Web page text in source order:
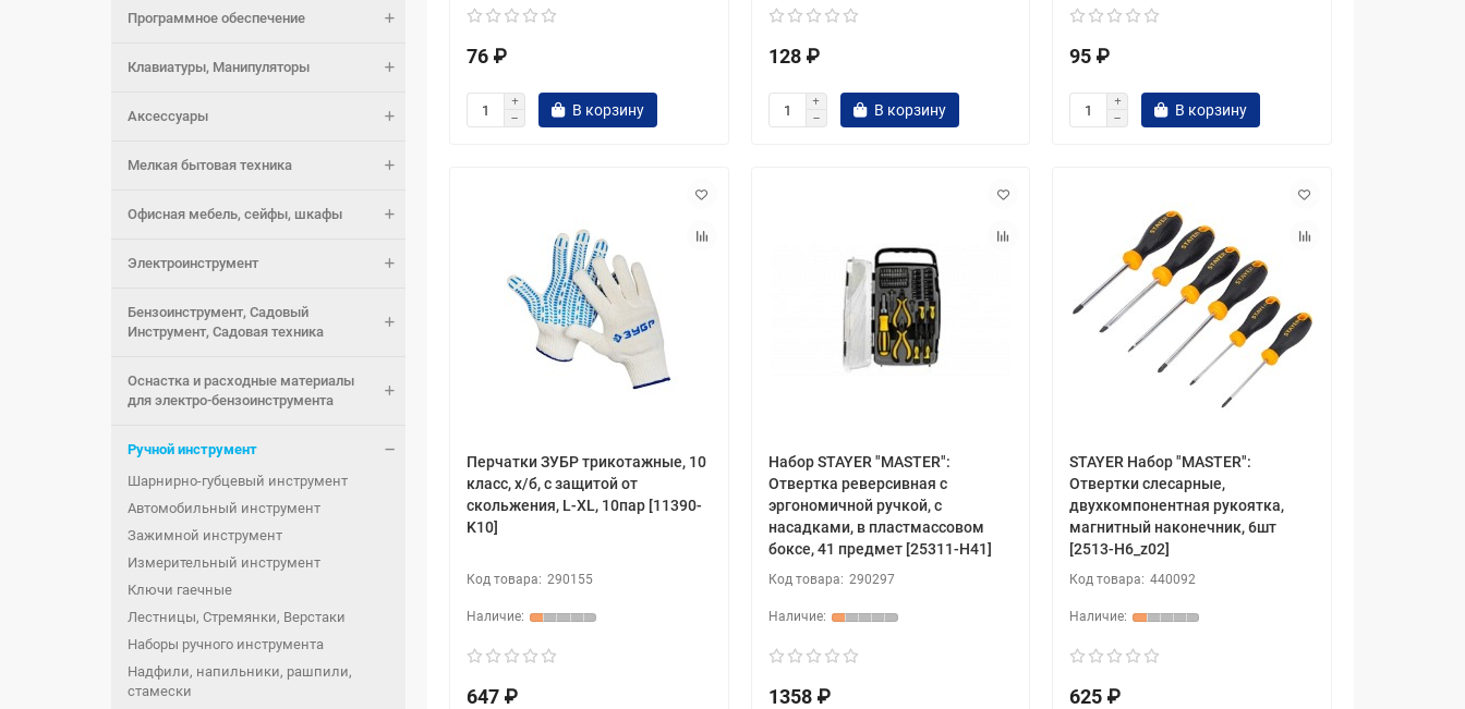
Программное обеспечение
Клавиатуры, Манипуляторы
Аксессуары
Мелкая бытовая техника
Офисная мебель, сейфы, шкафы
Электроинструмент
Бензоинструмент, Садовый
Инструмент, Садовая техника
Оснастка и расходные материалы
для электро-бензоинструмента
Ручной инструмент
Шарнирно-губцевый инструмент
Автомобильный инструмент
Зажимной инструмент
Измерительный инструмент
Ключи гаечные
Лестницы, Стремянки, Верстаки
Наборы ручного инструмента
Надфили, напильники, рашпили,
стамески
76 ₽
В корзину
128 ₽
В корзину
95 ₽
В корзину
Перчатки ЗУБР трикотажные, 10
класс, х/б, с защитой от
скольжения, L-XL, 10пар [11390-
K10]
290155
647 ₽
Набор STAYER "MASTER":
Отвертка реверсивная с
эргономичной ручкой, с
насадками, в пластмассовом
боксе, 41 предмет [25311-H41]
290297
1358 ₽
STAYER Набор "MASTER":
Отвертки слесарные,
двухкомпонентная рукоятка,
магнитный наконечник, 6шт
[2513-H6_z02]
440092
625 ₽